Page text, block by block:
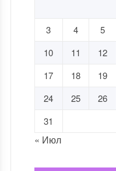
3
4 5
10 11 12
17
18 19
24
25 26
31
« Июл